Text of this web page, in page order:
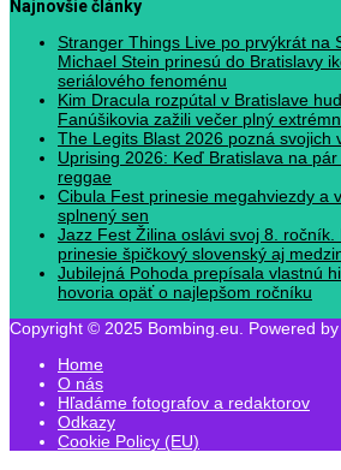
Najnovšie články
Stranger Things Live po prvýkrát na
Michael Stein prinesú do Bratislavy
seriálového fenoménu
Kim Dracula rozpútal v Bratislave
Fanúšikovia zažili večer plný
The Legits Blast 2026 pozná svojich
Uprising 2026: Keď Bratislava na
reggae
Cibula Fest prinesie megahviezdy a
splnený sen
Jazz Fest Žilina oslávi svoj 8. ročník.
prinesie špičkový slovenský aj
Jubilejná Pohoda prepísala vlastnú
hovoria opäť o najlepšom ročníku
Copyright © 2025 Bombing.eu. Powered by
Home
O nás
Hľadáme fotografov a redaktorov
Odkazy
Cookie Policy (EU)